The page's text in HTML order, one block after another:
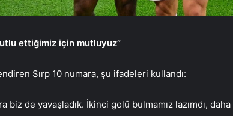
ettiğimiz için mutluyuz”
Sırp 10 numara, şu ifadeleri kullandı:
biz de yavaşladık. İkinci golü bulmamız lazımdı,